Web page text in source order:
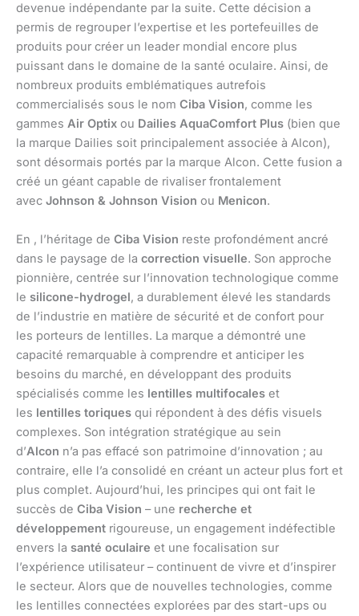
devenue indépendante par la suite. Cette décision a
permis de regrouper l’expertise et les portefeuilles de
produits pour créer un leader mondial encore plus
puissant dans le domaine de la santé oculaire. Ainsi, de
nombreux produits emblématiques autrefois
commercialisés sous le nom Ciba Vision, comme les
gammes Air Optix ou Dailies AquaComfort Plus (bien que
la marque Dailies soit principalement associée à Alcon),
sont désormais portés par la marque Alcon. Cette fusion a
créé un géant capable de rivaliser frontalement
avec Johnson & Johnson Vision ou Menicon.
En , l’héritage de Ciba Vision reste profondément ancré
dans le paysage de la correction visuelle. Son approche
pionnière, centrée sur l’innovation technologique comme
le silicone-hydrogel, a durablement élevé les standards
de l’industrie en matière de sécurité et de confort pour
les porteurs de lentilles. La marque a démontré une
capacité remarquable à comprendre et anticiper les
besoins du marché, en développant des produits
spécialisés comme les lentilles multifocales et
les lentilles toriques qui répondent à des défis visuels
complexes. Son intégration stratégique au sein
d’Alcon n’a pas effacé son patrimoine d’innovation ; au
contraire, elle l’a consolidé en créant un acteur plus fort et
plus complet. Aujourd’hui, les principes qui ont fait le
succès de Ciba Vision – une recherche et
développement rigoureuse, un engagement indéfectible
envers la santé oculaire et une focalisation sur
l’expérience utilisateur – continuent de vivre et d’inspirer
le secteur. Alors que de nouvelles technologies, comme
les lentilles connectées explorées par des start-ups ou